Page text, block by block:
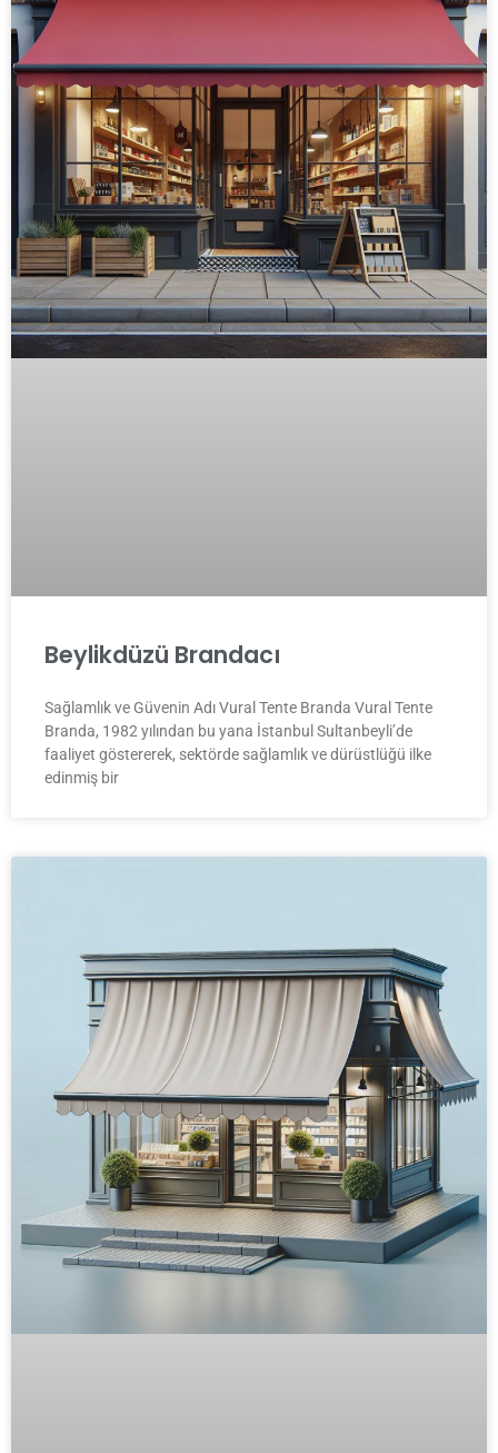
Beylikdüzü Brandacı
Sağlamlık ve Güvenin Adı Vural Tente Branda Vural Tente
Branda, 1982 yılından bu yana İstanbul Sultanbeyli’de
faaliyet göstererek, sektörde sağlamlık ve dürüstlüğü ilke
edinmiş bir